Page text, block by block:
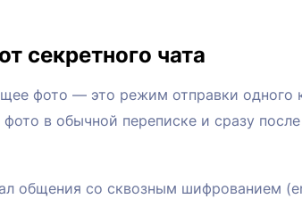
секретного чата
фото — это режим отправки одного
в обычной переписке и сразу после
общения со сквозным шифрованием